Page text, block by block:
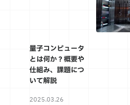
量子コンピュータ
とは何か？概要や
仕組み、課題につ
いて解説
2025.03.26